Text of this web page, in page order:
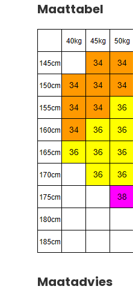
Maattabel
Maatadvies